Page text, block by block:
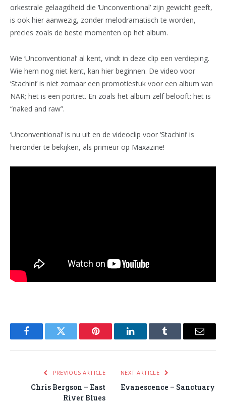
orkestrale gelaagdheid die ‘Unconventional’ zijn gewicht geeft,
is ook hier aanwezig, zonder melodramatisch te worden,
precies zoals de beste momenten op het album.
Wie ‘Unconventional’ al kent, vindt in deze clip een verdieping.
Wie hem nog niet kent, kan hier beginnen. De video voor
‘Stachini’ is niet zomaar een promotiestuk voor een album van
NAR; het is een portret. En zoals het album zelf belooft: het is
“naked and raw”.
‘Unconventional’ is nu uit en de videoclip voor ‘Stachini’ is
hieronder te bekijken, als primeur op Maxazine!
FacebookTwitter Pinterest LinkedInTumblr Email
PREVIOUS ARTICLE
Chris Bergson – East
River Blues
NEXT ARTICLE
Evanescence – Sanctuary